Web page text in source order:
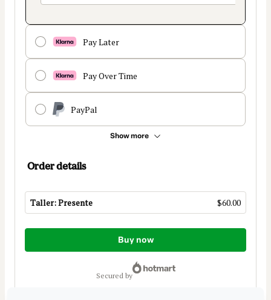
Pay Later
Pay Over Time
PayPal
Show more
Order details
Taller: Presente $60.00
Total
Buy now
secured by